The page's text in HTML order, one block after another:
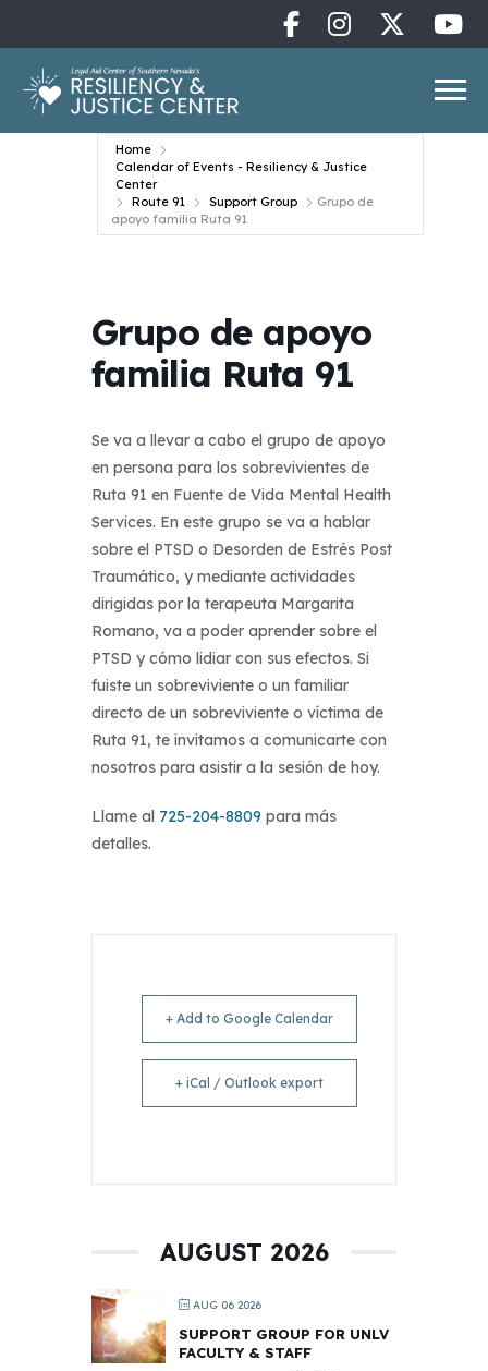
Home
Calendar of Events - Resiliency & Justice
Center
Route 91
Support Group
Grupo de
apoyo familia Ruta 91
Grupo de apoyo
familia Ruta 91
Se va a llevar a cabo el grupo de apoyo
en persona para los sobrevivientes de
Ruta 91 en Fuente de Vida Mental Health
Services. En este grupo se va a hablar
sobre el PTSD o Desorden de Estrés Post
Traumático, y mediante actividades
dirigidas por la terapeuta Margarita
Romano, va a poder aprender sobre el
PTSD y cómo lidiar con sus efectos. Si
fuiste un sobreviviente o un familiar
directo de un sobreviviente o víctima de
Ruta 91, te invitamos a comunicarte con
nosotros para asistir a la sesión de hoy.
Llame al 725-204-8809 para más
detalles.
+ Add to Google Calendar
+ iCal / Outlook export
AUGUST 2026
AUG 06 2026
SUPPORT GROUP FOR UNLV
FACULTY & STAFF